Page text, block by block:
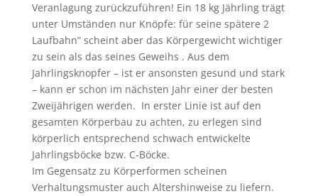
Veranlagung zurückzuführen! Ein 18 kg Jährling trägt
unter Umständen nur Knöpfe: für seine spätere 2
Laufbahn” scheint aber das Körpergewicht wichtiger
zu sein als das seines Geweihs . Aus dem
Jahrlingsknopfer – ist er ansonsten gesund und stark
– kann er schon im nächsten Jahr einer der besten
Zweijährigen werden. In erster Linie ist auf den
gesamten Körperbau zu achten, zu erlegen sind
körperlich entsprechend schwach entwickelte
Jahrlingsböcke bzw. C-Böcke.
Im Gegensatz zu Körperformen scheinen
Verhaltungsmuster auch Altershinweise zu liefern.